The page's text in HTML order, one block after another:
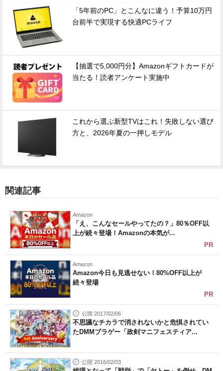
「5年前のPC」とこんなに違う！予算10万円
台前半で実現する快適PCライフ
【抽選で5,000円分】Amazonギフトカードが
当たる！読者アンケート実施中
これから選ぶ新型TVはこれ！失敗しない選び
方と、2026年夏の一押しモデル
関連記事
Amazon
「え、こんなセールやってたの？」80％OFF以
上が続々登場！Amazonの本気が...
PR
Amazon
Amazon今日も見逃せない！80%OFF以上が
続々登場
PR
公開 2017/02/06
不思議なチカラで消されないかと危惧されてい
たDMMブラゲー「政剣マニフェスティア...
公開 2016/02/03